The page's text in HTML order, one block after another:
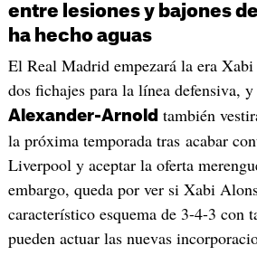
entre lesiones y bajones
ha hecho aguas
El Real Madrid empezará la era
dos fichajes para la línea defensiva, y
Alexander-Arnold también
la próxima temporada tras acabar
Liverpool y aceptar la oferta
embargo, queda por ver si Xabi
característico esquema de 3-4-3 con
pueden actuar las nuevas